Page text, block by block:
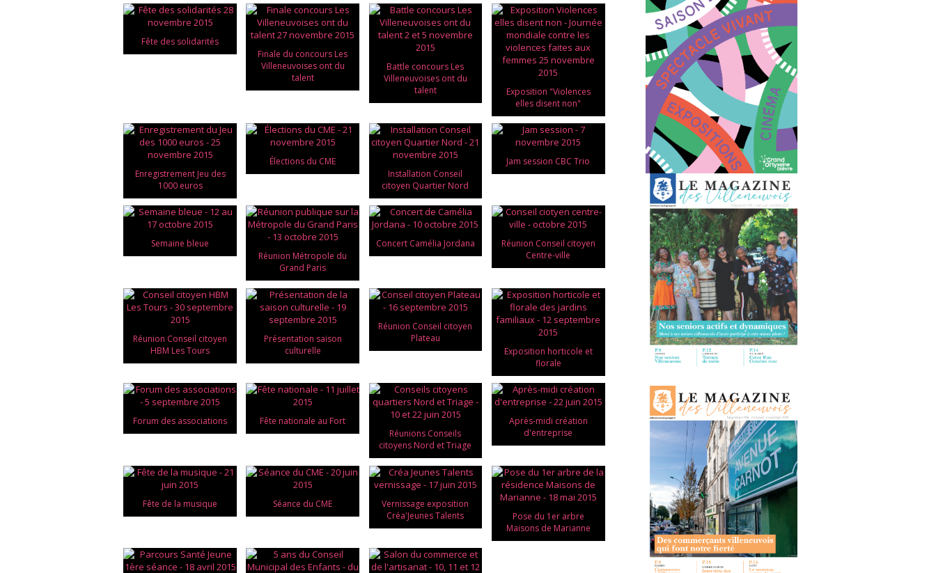
Fête des solidarités
Finale du concours Les
Villeneuvoises ont du
talent
Battle concours Les
Villeneuvoises ont du
talent
Exposition "Violences
elles disent non"
Enregistrement Jeu des
1000 euros
Élections du CME
Installation Conseil
citoyen Quartier Nord
Jam session CBC Trio
Semaine bleue
Réunion Métropole du
Grand Paris
Concert Camélia Jordana
Réunion Conseil citoyen
Centre-ville
Réunion Conseil citoyen
HBM Les Tours
Présentation saison
culturelle
Réunion Conseil citoyen
Plateau
Exposition horticole et
florale
Forum des associations
Fête nationale au Fort
Réunions Conseils
citoyens Nord et Triage
Après-midi création
d'entreprise
Fête de la musique Séance du CME
Vernissage exposition
Créa'Jeunes Talents
Pose du 1er arbre
Maisons de Marianne